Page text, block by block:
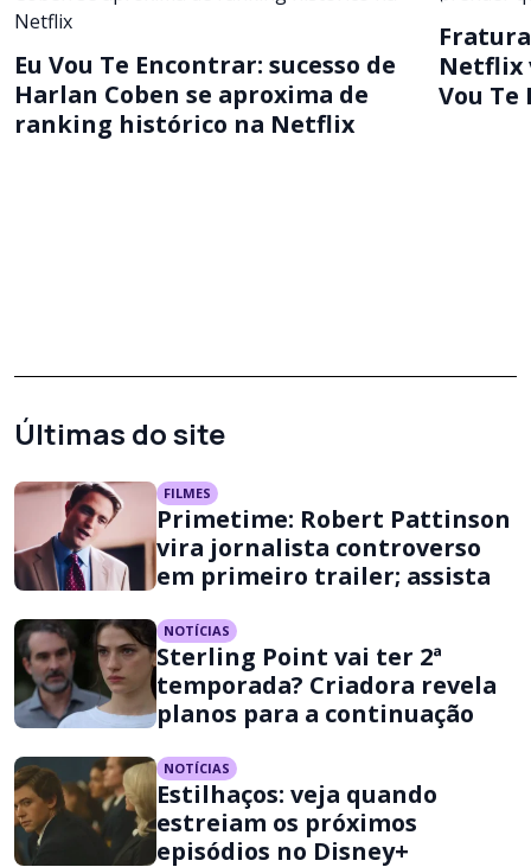
Eu Vou Te Encontrar: sucesso de
Harlan Coben se aproxima de
ranking histórico na Netflix
Netflix
Vou
Últimas do site
FILMES
Primetime: Robert Pattinson
vira jornalista controverso
em primeiro trailer; assista
NOTÍCIAS
Sterling Point vai ter 2ª
temporada? Criadora revela
planos para a continuação
NOTÍCIAS
Estilhaços: veja quando
estreiam os próximos
episódios no Disney+